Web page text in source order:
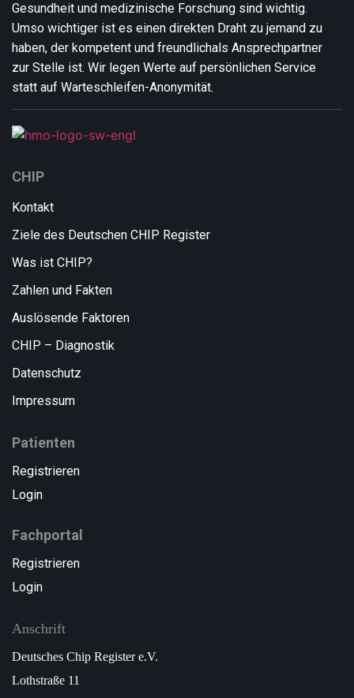
Gesundheit und medizinische Forschung sind wichtig.
Umso wichtiger ist es einen direkten Draht zu jemand zu
haben, der kompetent und freundlichals Ansprechpartner
zur Stelle ist. Wir legen Werte auf persönlichen Service
statt auf Warteschleifen-Anonymität.
CHIP
Kontakt
Ziele des Deutschen CHIP Register
Was ist CHIP?
Zahlen und Fakten
Auslösende Faktoren
CHIP – Diagnostik
Datenschutz
Impressum
Patienten
Registrieren
Login
Fachportal
Registrieren
Login
Anschrift
Deutsches Chip Register e.V.
Lothstraße 11